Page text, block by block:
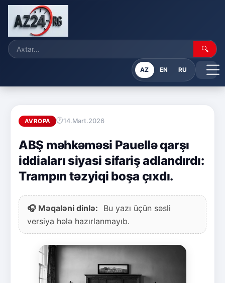
🔍
AZ EN RU
AVROPA 14.Mart.2026
ABŞ məhkəməsi Pauellə qarşı
iddiaları siyasi sifariş adlandırdı:
Trampın təzyiqi boşa çıxdı.
🎧 Məqaləni dinlə:
Bu yazı üçün səsli
versiya hələ hazırlanmayıb.